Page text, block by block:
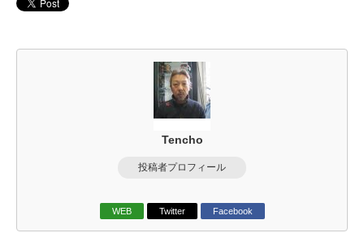
Tencho
投稿者プロフィール
WEB Twitter Facebook